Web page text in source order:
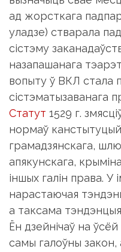
ад жорсткага
уладзе) стварала
сістэму
назапашанага
вопыту ў ВКЛ стала
сістэматызаванага
Статут 1529 г.
нормаў
грамадзянскага,
апякунскага,
іншых галін права. У
нарастаючая
а таксама тэндэнцыя
Ён дзейнічаў на
самы галоўны закон,